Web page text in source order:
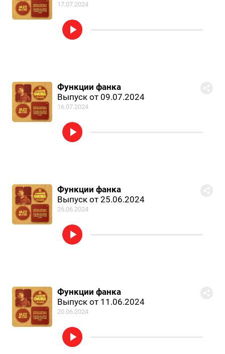
17.07.2024
Функции фанка
Выпуск от 09.07.2024
16.07.2024
Функции фанка
Выпуск от 25.06.2024
26.06.2024
Функции фанка
Выпуск от 11.06.2024
20.06.2024